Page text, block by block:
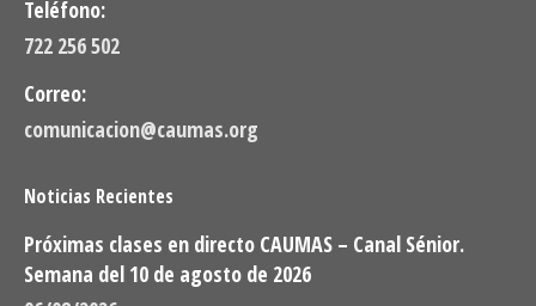
Teléfono:
722 256 502
Correo:
comunicacion@caumas.org
Noticias Recientes
Próximas clases en directo CAUMAS – Canal Sénior.
Semana del 10 de agosto de 2026